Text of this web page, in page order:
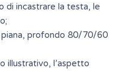
di incastrare la testa, le
profondo 80/70/60
illustrativo, l’aspetto